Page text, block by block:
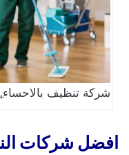
شركة تنظيف
افضل شركات